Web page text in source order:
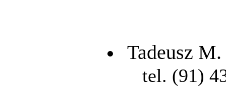
Tadeusz M.
tel. (91)